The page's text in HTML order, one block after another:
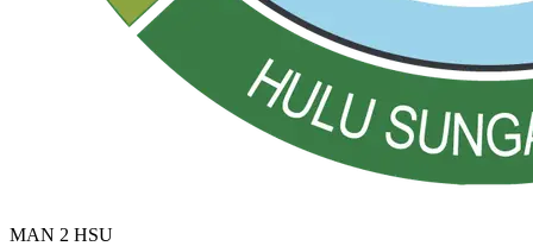
MAN 2 HSU